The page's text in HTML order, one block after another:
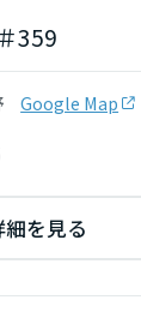
359
Google Map
細を見る